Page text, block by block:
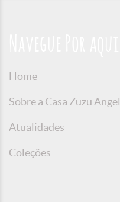
Home
Sobre a Casa Zuzu Angel
Atualidades
Coleções